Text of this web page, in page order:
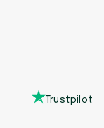
Trustpilot